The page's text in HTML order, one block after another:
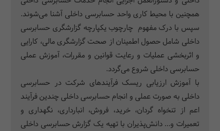
همچنین با محیط کاری واحد حسابرسی داخلی آشنا می‌شوند.
سپس با درک مفهوم چارچوب یکپارچه گزارشگری حسابرسی
داخلی شامل حصول اطمینان از صحت گزارشگری مالی، کارایی
و اثربخشی عملیات و رعایت قوانین و مقررات، آموزش عملی
حسابرسی داخلی شروع می‌گردد.
با آموزش ارزیابی ریسک فرآیندهای شرکت در حسابرسی
داخلی به صورت عملی و انجام حسابرسی داخلی چندین فرآیند
اعم از تنخواه گردان، خرید، فروش، انبارداری، نگهداری و
تعمیرات و... دانش‌پذیران با تهیه یک گزارش حسابرسی داخلی